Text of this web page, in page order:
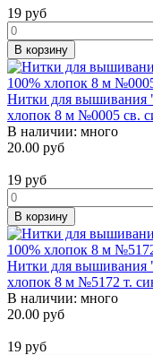
19 руб
В корзину
Нитки для вышивания
хлопок 8 м №0005 св.
В наличии: много
20.00 руб
19 руб
В корзину
Нитки для вышивания
хлопок 8 м №5172 т.
В наличии: много
20.00 руб
19 руб